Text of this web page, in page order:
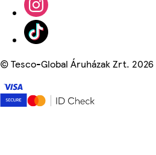
©Tesco-Global Áruházak Zrt. 2026